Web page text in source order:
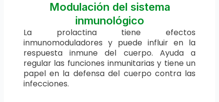
Modulación del sistema
inmunológico
La prolactina tiene efectos
inmunomoduladores y puede influir en la
respuesta inmune del cuerpo. Ayuda a
regular las funciones inmunitarias y tiene un
papel en la defensa del cuerpo contra las
infecciones.